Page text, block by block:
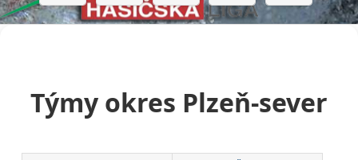
Týmy okres Plzeň-sever